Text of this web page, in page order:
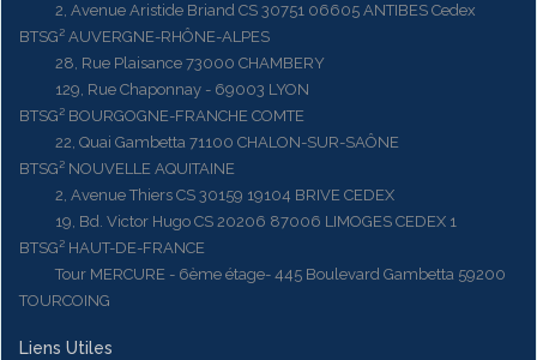
2, Avenue Aristide Briand CS 30751 06605 ANTIBES Cedex
BTSG² AUVERGNE-RHÔNE-ALPES
28, Rue Plaisance 73000 CHAMBERY
129, Rue Chaponnay - 69003 LYON
BTSG² BOURGOGNE-FRANCHE COMTE
22, Quai Gambetta 71100 CHALON-SUR-SAÔNE
BTSG² NOUVELLE AQUITAINE
2, Avenue Thiers CS 30159 19104 BRIVE CEDEX
19, Bd. Victor Hugo CS 20206 87006 LIMOGES CEDEX 1
BTSG² HAUT-DE-FRANCE
Tour MERCURE - 6ème étage- 445 Boulevard Gambetta 59200
TOURCOING
Liens Utiles